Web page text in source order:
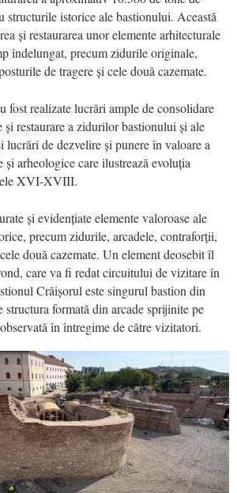
structurile istorice ale bastionului. Această
și restaurarea unor elemente arhitecturale
îndelungat, precum zidurile originale,
de tragere și cele două cazemate.
fost realizate lucrări ample de consolidare
și restaurare a zidurilor bastionului și ale
lucrări de dezvelire și punere în valoare a
arheologice care ilustrează evoluția
XVI-XVIII.
și evidențiate elemente valoroase ale
precum zidurile, arcadele, contraforții,
două cazemate. Un element deosebit îl
care va fi redat circuitului de vizitare în
Crăișorul este singurul bastion din
structura formată din arcade sprijinite pe
în întregime de către vizitatori.